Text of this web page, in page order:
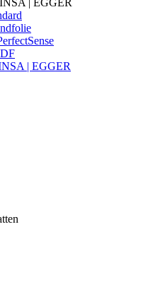
| EGGER
| EGGER